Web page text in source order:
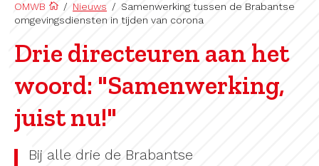
OMWB / Nieuws / Samenwerking tussen de Brabantse
omgevingsdiensten in tijden van corona
Drie directeuren aan het
woord: "Samenwerking,
juist nu!"
Bij alle drie de Brabantse